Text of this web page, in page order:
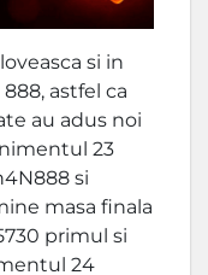
si in
astfel ca
au adus noi
23
si
masa finala
primul si
24